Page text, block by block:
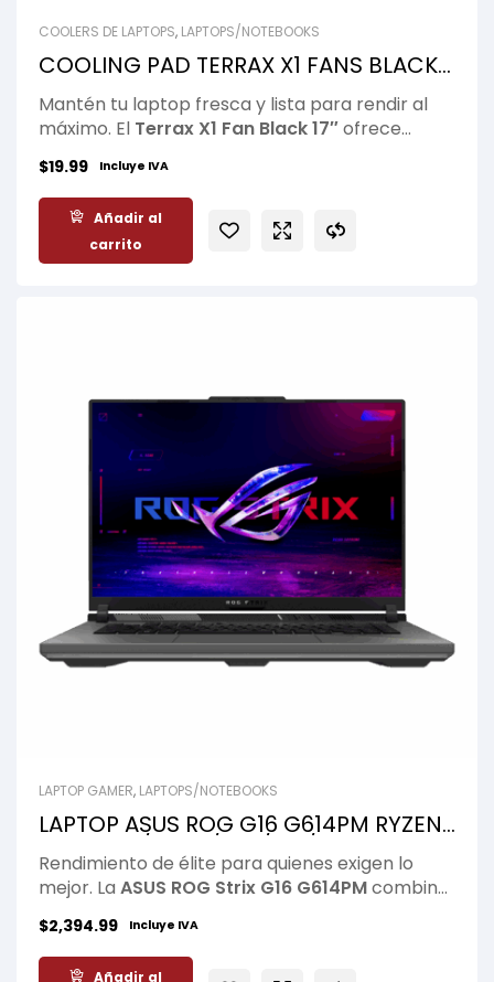
COOLERS DE LAPTOPS, LAPTOPS/NOTEBOOKS
COOLING PAD TERRAX X1 FANS BLACK
Mantén tu laptop fresca y lista para rendir al
máximo. El Terrax X1 Fan Black 17″ofrece
diseñada para reducir la temperatura durante
largas jornadas de trabajo, estudio o gaming.
Compatible con laptops de hasta 17 pulgadas,
mejora la comodidad y ayuda a prolongar la
$19.99 Incluye IVA
Añadir al
carrito
LAPTOP GAMER, LAPTOPS/NOTEBOOKS
LAPTOP ASUS ROG G16 G614PM RYZEN
8GB/ W11/ BLACK
Rendimiento de élite para quienes exigen lo
mejor. La ASUS ROG Strix G16 G614PMcombina
RAM, SSD de 1TB y la nueva
ofreciendo una experiencia excepcional en
$2,394.99 Incluye IVA
Añadir al